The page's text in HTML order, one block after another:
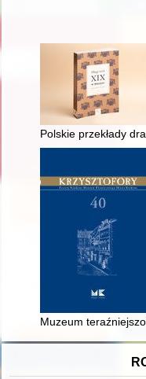
Polskie przekłady
Muzeum